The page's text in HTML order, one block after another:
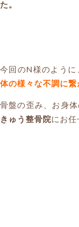
た。
今回のN様のように
体の様々な不調に繋
骨盤の歪み、お身
きゅう整骨院にお